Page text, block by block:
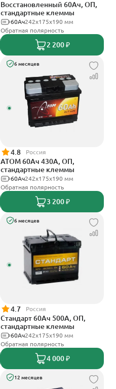
Восстановленный 60Ач, ОП,
стандартные клеммы
242х175х190 мм
60Ач
Обратная полярность
2 200 ₽
6 месяцев
4.8 Россия
АТОМ 60Ач 430А, ОП,
стандартные клеммы
242х175х190 мм
60Ач
Обратная полярность
3 200 ₽
6 месяцев
4.7 Россия
Стандарт 60Ач 500А, ОП,
стандартные клеммы
242x175x190 мм
60Ач
Обратная полярность
4 000 ₽
12 месяцев